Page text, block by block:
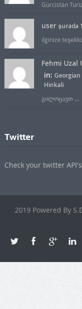
Gürcistan
user şurada
ilginize
Fehmi Uzal
in: Georgian
Hinkali
გილოცავთ ...
Twitter
Check your twitter
2019 Powered By